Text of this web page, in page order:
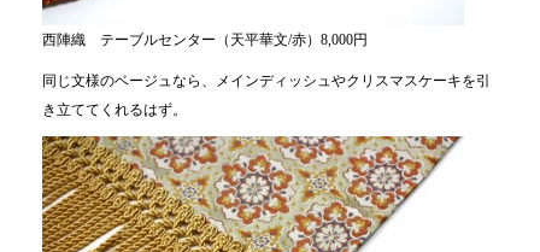
西陣織 テーブルセンター（天平華文/赤）8,000円
同じ文様のベージュなら、メインディッシュやクリスマスケーキを引
き立ててくれるはず。